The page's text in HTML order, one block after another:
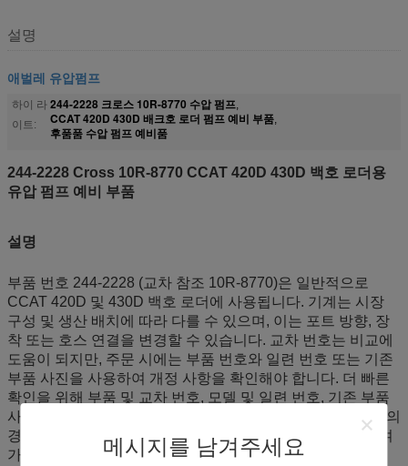
메시지를 남겨주세요
설명
애벌레 유압펌프
하이 라
이트:
244-2228 크로스 10R-8770 수압 펌프,
CCAT 420D 430D 배크호 로더 펌프 예비 부품,
후품품 수압 펌프 예비품
244-2228 Cross 10R-8770 CCAT 420D 430D 백호 로더용
유압 펌프 예비 부품
설명
부품 번호 244-2228 (교차 참조 10R-8770)은 일반적으로
CCAT 420D 및 430D 백호 로더에 사용됩니다. 기계는 시장
구성 및 생산 배치에 따라 다를 수 있으며, 이는 포트 방향, 장
착 또는 호스 연결을 변경할 수 있습니다. 교차 번호는 비교에
도움이 되지만, 주문 시에는 부품 번호와 일련 번호 또는 기존
부품 사진을 사용하여 개정 사항을 확인해야 합니다. 더 빠른
확인을 위해 부품 및 교차 번호, 모델 및 일련 번호, 기존 부품
사진 또는 주요 치수 기록을 준비하십시오. 프로젝트 사용자의
경우, 사전에 개정 사항 및 수량을 확인하면 대기 시간을 줄여
가동 중단을 줄이는 데 도움이 됩니다.